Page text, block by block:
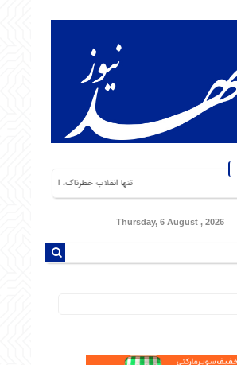
تنها انقلاب خطرناک، انقلاب گرسنگان است. من از
Thursday, 6 August , 2026